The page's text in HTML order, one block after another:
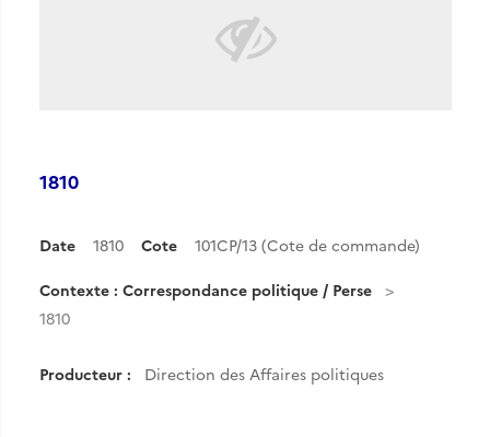
1810
Date 1810 Cote 101CP/13 (Cote de commande)
Contexte : Correspondance politique / Perse
1810
Producteur : Direction des Affaires politiques